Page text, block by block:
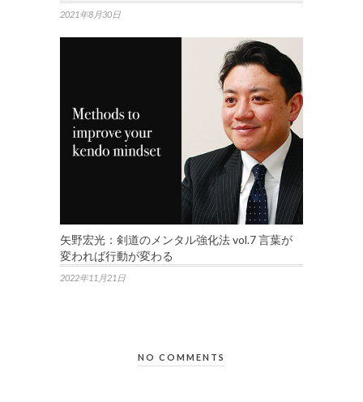
2021年8月30日
矢野宏光：剣道のメンタル強化法 vol.7 言葉が
変われば行動が変わる
2022年11月21日
NO COMMENTS